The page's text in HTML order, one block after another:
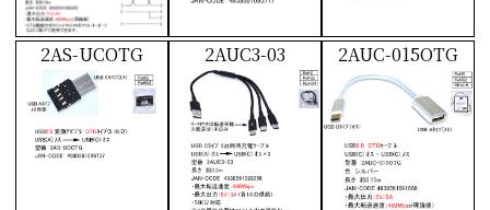
2AS-UCOTG 2AUC3-03 2AUC-015OTG